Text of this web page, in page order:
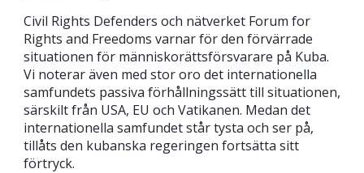
Civil Rights Defenders och nätverket Forum for
Rights and Freedoms varnar för den förvärrade
situationen för människorättsförsvarare på Kuba.
Vi noterar även med stor oro det internationella
samfundets passiva förhållningssätt till situationen,
särskilt från USA, EU och Vatikanen. Medan det
internationella samfundet står tysta och ser på,
tillåts den kubanska regeringen fortsätta sitt
förtryck.